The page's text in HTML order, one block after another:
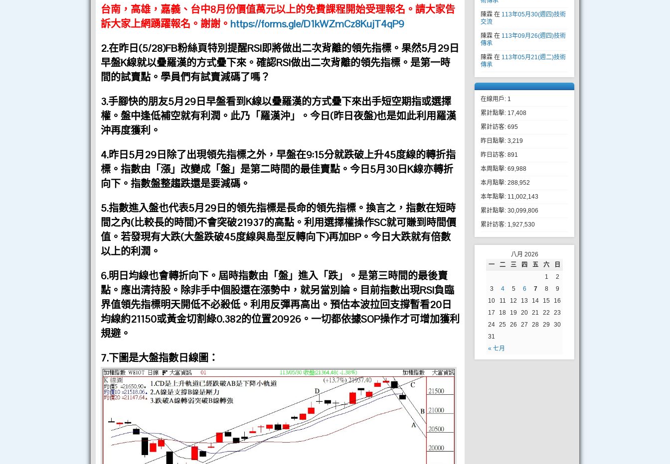
台南，高雄，嘉義、台中8月份價值萬元以上的免費課程開始受理報名。請大家告
訴大家上網踴躍報名。謝謝。 https://forms.gle/D1kWZmCz8KujT4qP9
2.在昨日(5/28)FB粉絲頁特別提醒RSI即將做出二次背離的領先指標。果然5月29日
早盤K線就以疊羅漢的方式疊下來。確認RSI做出二次背離的領先指標。是第一時
間的試賣點。學員們有試賣減碼了嗎？
3.手腳快的朋友5月29日早盤看到K線以疊羅漢的方式疊下來出手短空期指或選擇
權。盤中逢低補空就有利潤。此乃「羅漢沖」。今日(昨日夜盤)也是如此利用羅漢
沖再度獲利。
4.昨日5月29日除了出現領先指標之外，早盤在9:15分就跌破上升45度線的轉折指
標。指數由「漲」改變成「盤」是第二時間的最佳賣點。今日5月30日K線亦轉折
向下。指數盤整趨跌還是要減碼。
5.指數進入盤也代表5月29日的領先指標是長命的領先指標。換言之，指數在短時
間之內(比較長的時間)不會突破21937的高點。利用選擇權操作SC就可賺到時間價
值。若發現有大跌(大盤跌破45度線與島型反轉向下)再加BP。今日大跌就有倍數
以上的利潤。
6.明日均線也會轉折向下。屆時指數由「盤」進入「跌」。是第三時間的最後賣
點。應出清持股。除非手中個股還在漲勢中，就另當別論。目前指數出現RSI負臨
界值領先指標明天開低不必殺低。利用反彈再高出。 預估本波拉回支撐暫看20日
均線約21150或黃金切割綠0.382的位置20926。一切都依據SOP操作才可增加獲利
規避。
7.下圖是大盤指數日線圖：
陳霖 在 113年05月30(週四)技術
交流
陳霖 在 113年09月26(週四)技術
傳承
陳霖 在 113年05月21(週二)技術
傳承
在線用戶: 1
累計點擊: 17,408
累計訪客: 695
昨日點擊: 3,219
昨日訪客: 891
本周點擊: 69,988
本月點擊: 288,952
本年點擊: 11,002,143
累計點擊: 30,099,806
累計訪客: 1,927,530
八月 2026
一
二 三 四 五 六 日
« 七月
1
2
3
4 5 6 7 8
9
10
11 12 13 14 15
16
17
18 19 20 21 22
23
24 25 26 27 28 29
30
31